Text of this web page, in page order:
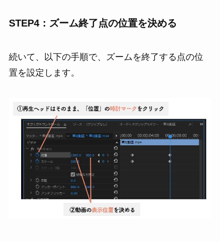
STEP4：ズーム終了点の位置を決める
続いて、以下の手順で、ズームを終了する点の位
置を設定します。